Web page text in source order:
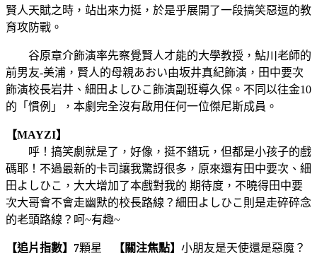
賢人天賦之時，站出來力挺，於是乎展開了一段搞笑惡逗的教
育攻防戰。
谷原章介飾演率先察覺賢人才能的大學教授，鮎川老師的
前男友-美浦，賢人的母親あおい由坂井真紀飾演，田中要次
飾演校長岩井、細田よしひこ飾演副班導久保。不同以往金10
的「慣例」，本劇完全沒有啟用任何一位傑尼斯成員。
【MAYZI】
呼！搞笑劇就是了，好像，挺不錯玩，但都是小孩子的戲
碼耶！不過最新的卡司讓我驚訝很多，原來還有田中要次、細
田よしひこ，大大增加了本戲對我的 期待度，不曉得田中要
次大哥會不會走幽默的校長路線？細田よしひこ則是走碎碎念
的老頭路線？呵~有趣~
【追片指數】7顆星 【關注焦點】 小朋友是天使還是惡魔？